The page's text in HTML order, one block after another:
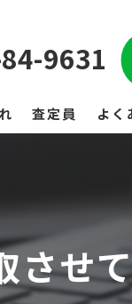
9631
査定員 よく
せ